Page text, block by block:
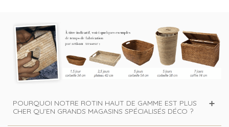
POURQUOI NOTRE ROTIN HAUT DE GAMME EST PLUS
CHER QU’EN GRANDS MAGASINS SPÉCIALISÉS DÉCO ?